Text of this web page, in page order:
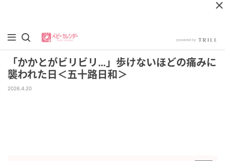
「かかとがビリビリ…」歩けないほどの痛みに
襲われた日＜五十路日和＞
2026.4.20